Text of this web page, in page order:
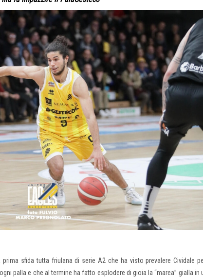
sfida tutta friulana di serie A2 che ha visto prevalere Cividale
palla e che al termine ha fatto esplodere di gioia la “marea” gialla in